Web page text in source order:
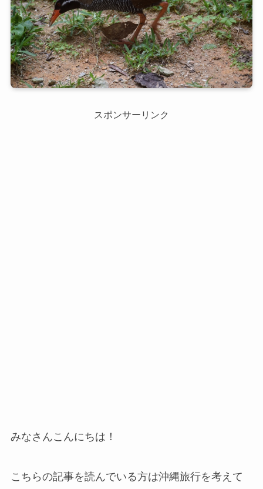
スポンサーリンク
みなさんこんにちは！
こちらの記事を読んでいる方は沖縄旅行を考えて